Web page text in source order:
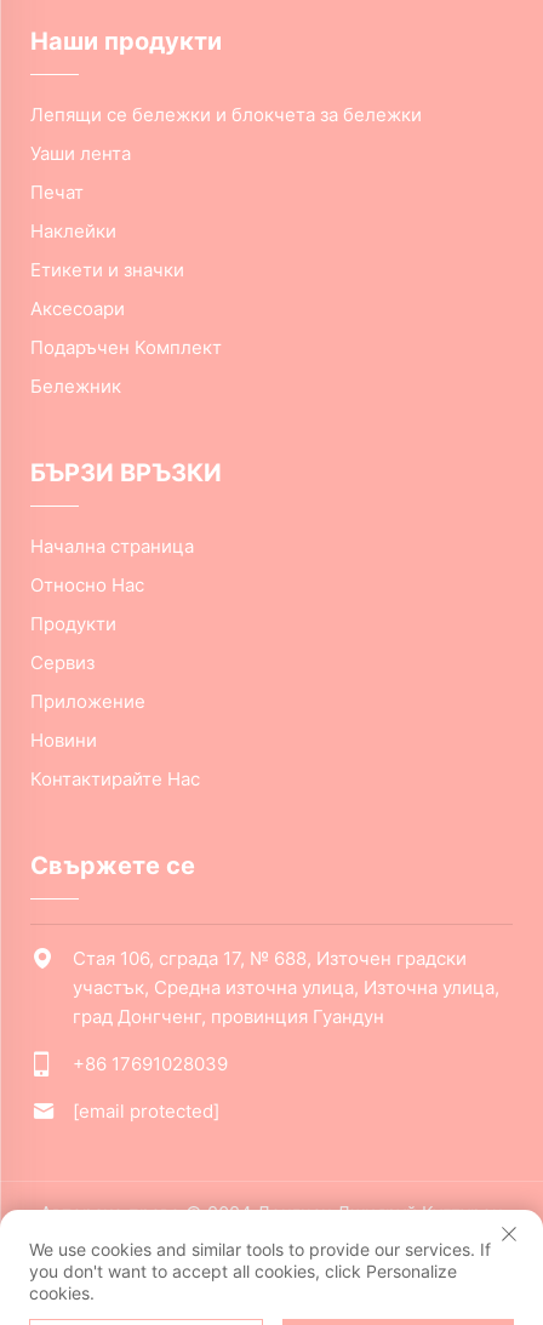
Наши продукти
Лепящи се бележки и блокчета за бележки
Уаши лента
Печат
Наклейки
Етикети и значки
Аксесоари
Подаръчен Комплект
Бележник
БЪРЗИ ВРЪЗКИ
Начална страница
Относно Нас
Продукти
Сервиз
Приложение
Новини
Контактирайте Нас
Свържете се
Стая 106, сграда 17, № 688, Източен градски
участък, Средна източна улица, Източна улица,
град Донгченг, провинция Гуандун
+86 17691028039
[email protected]
Авторско право © 2024 Донгчан Джияруй Културен
Креативен Ко., Лтд. Всички права запазени.
Политика за
поверителност
We use cookies and similar tools to provide our services. If
you don't want to accept all cookies, click Personalize
cookies.